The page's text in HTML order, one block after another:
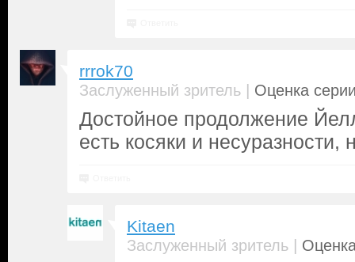
rrrok70
Заслуженный зритель | Оценка
Достойное продолжение
есть косяки и несуразности,
Kitaen
Заслуженный зритель |